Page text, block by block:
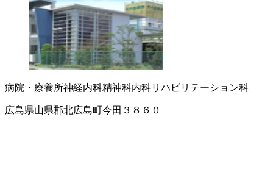
病院・療養所神経内科精神科内科リハビリテーション科
広島県山県郡北広島町今田３８６０